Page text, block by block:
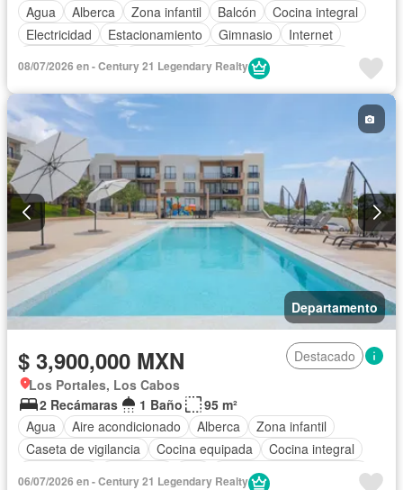
Agua
Alberca Zona infantil Balcón
Cocina integral
Electricidad
Estacionamiento Gimnasio
Internet
Vista panorámica
08/07/2026 en - Century 21 Legendary Realty
Departamento
$ 3,900,000 MXN
Destacado
Los Portales, Los Cabos
2 Recámaras
1 Baño
95 m²
Agua
Aire acondicionado Alberca
Zona infantil
Caseta de vigilancia
Cocina equipada
Cocina integral
Parcialmente amueblado
06/07/2026 en - Century 21 Legendary Realty